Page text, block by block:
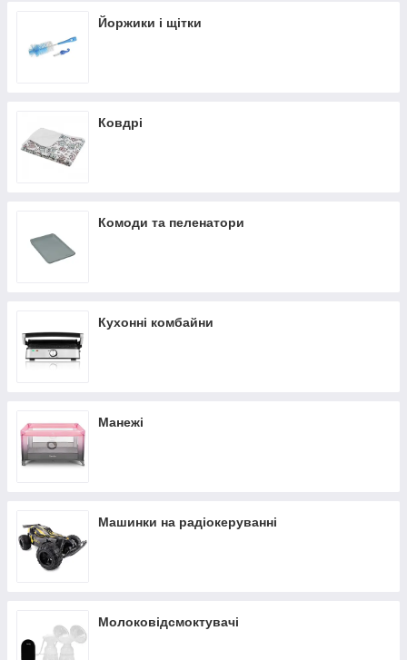
Йоржики і щітки
Ковдрі
Комоди та пеленатори
Кухонні комбайни
Манежі
Машинки на радіокеруванні
Молоковідсмоктувачі